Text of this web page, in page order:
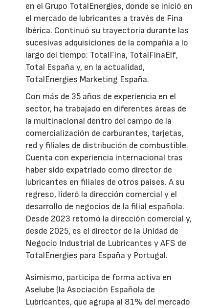
en el Grupo TotalEnergies, donde se inició en
el mercado de lubricantes a través de Fina
Ibérica. Continuó su trayectoria durante las
sucesivas adquisiciones de la compañía a lo
largo del tiempo: TotalFina, TotalFinaElf,
Total España y, en la actualidad,
TotalEnergies Marketing España.
Con más de 35 años de experiencia en el
sector, ha trabajado en diferentes áreas de
la multinacional dentro del campo de la
comercialización de carburantes, tarjetas,
red y filiales de distribución de combustible.
Cuenta con experiencia internacional tras
haber sido expatriado como director de
lubricantes en filiales de otros países. A su
regreso, lideró la dirección comercial y el
desarrollo de negocios de la filial española.
Desde 2023 retomó la dirección comercial y,
desde 2025, es el director de la Unidad de
Negocio Industrial de Lubricantes y AFS de
TotalEnergies para España y Portugal.
Asimismo, participa de forma activa en
Aselube (la Asociación Española de
Lubricantes, que agrupa al 81% del mercado